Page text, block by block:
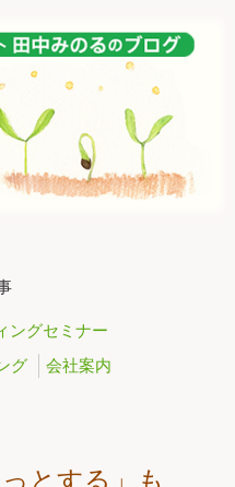
ングセミナー
グ
会社案内
とする」も